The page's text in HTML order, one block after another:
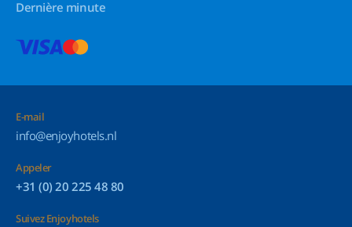
Dernière minute
E-mail
info@enjoyhotels.nl
Appeler
+31 (0) 20 225 48 80
Suivez Enjoyhotels